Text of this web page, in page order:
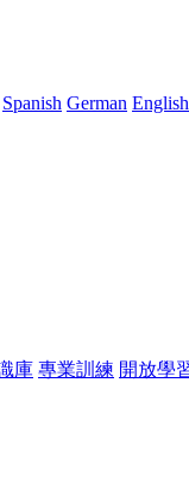
Spanish German
庫 專業訓練 開放學